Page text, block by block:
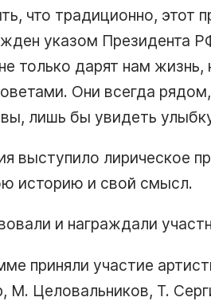
что традиционно, этот
указом Президента
только дарят нам
Они всегда
лишь бы увидеть
выступило лирическое
историю и свой смысл.
и награждали
приняли участие
М. Целовальников, Т.